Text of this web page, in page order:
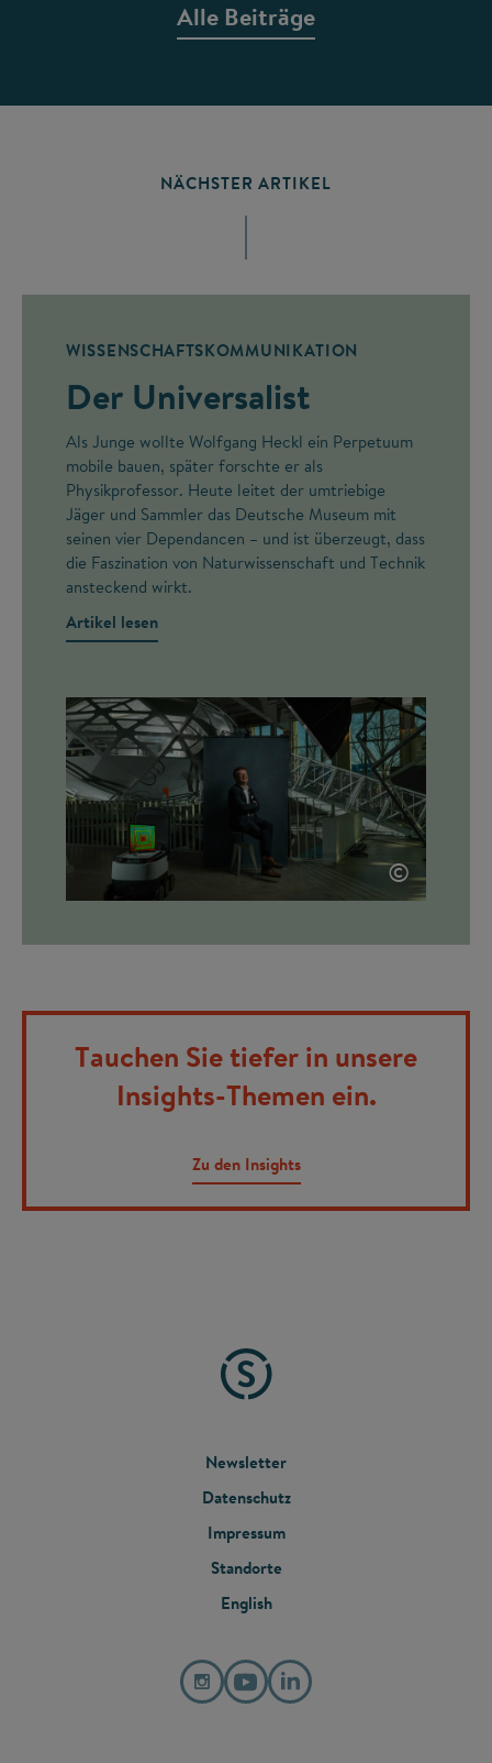
Alle Beiträge
NÄCHSTER ARTIKEL
WISSENSCHAFTSKOMMUNIKATION
Der Universalist
Als Junge wollte Wolfgang Heckl ein Perpetuum
mobile bauen, später forschte er als
Physikprofessor. Heute leitet der umtriebige
Jäger und Sammler das Deutsche Museum mit
seinen vier Dependancen – und ist überzeugt, dass
die Faszination von Naturwissenschaft und Technik
ansteckend wirkt.
Artikel lesen
©
Tauchen Sie tiefer in unsere
Insights-Themen ein.
Zu den Insights
FOOTER
MENU
Newsletter
Datenschutz
Impressum
Standorte
English